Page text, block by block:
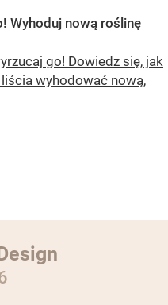
Wyhoduj nową roślinę
go! Dowiedz się, jak
wyhodować nową,